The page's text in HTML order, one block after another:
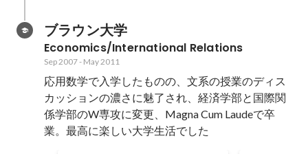
ブラウン大学
Economics/International Relations
Sep 2007- May 2011
応用数学で入学したものの、文系の授業のディス
カッションの濃さに魅了され、経済学部と国際関
係学部のW専攻に変更、Magna Cum Laudeで卒
業。最高に楽しい大学生活でした